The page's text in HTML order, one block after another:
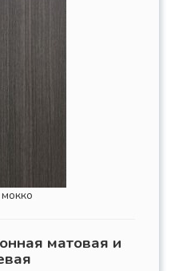
матовая и